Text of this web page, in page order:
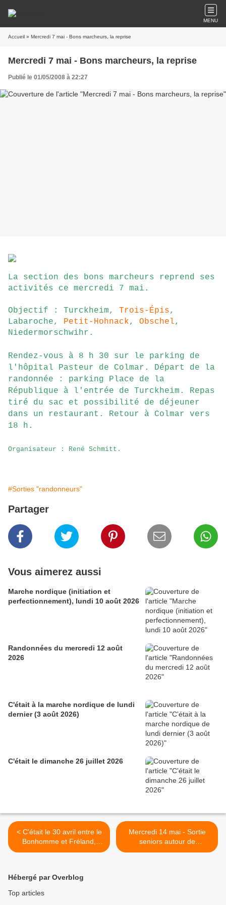
MENU
Accueil » Mercredi 7 mai - Bons marcheurs, la reprise
Mercredi 7 mai - Bons marcheurs, la reprise
Publié le 01/05/2008 à 22:27
La section des bons marcheurs reprend ses
activités ce mercredi 7 mai.
Objectif : Turckheim, Trois-Épis,
Labaroche, Petit-Hohnack, Obschel,
Niedermorschwihr.
Rendez-vous à 8 h 30 sur le parking de
l'hôpital Pasteur de Colmar. Départ de la
randonnée : parking Place de la
République à l'entrée de Turckheim. Repas
tiré du sac et possibilité de déjeuner
dans un restaurant. Retour à Colmar vers
18 h.
Organisateur : René Schmitt.
#Sorties "randonneurs"
Partager
Vous aimerez aussi
Marche nordique (initiation et
perfectionnement), lundi 10 août 2026
Randonnées du mercredi 12 août
2026
C'était à la marche nordique de lundi
dernier (3 août 2026)
C'était le dimanche 26 juillet 2026
< C'était le 30 avril entre le
Bonhomme et Fréland,
avec les seniors
Mercredi 14 mai - Sortie
seniors autour de
Lützelhardt >
Hébergé par Overblog
Top articles